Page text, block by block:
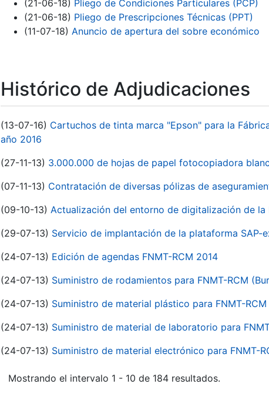
(21-06-18) Pliego de Condiciones Particulares (PCP)
(21-06-18) Pliego de Prescripciones Técnicas (PPT)
(11-07-18) Anuncio de apertura del sobre económico
Histórico de Adjudicaciones
(13-07-16) Cartuchos de tinta marca "Epson" para la
año 2016
(27-11-13) 3.000.000 de hojas de papel fotocopiadora
(07-11-13) Contratación de diversas pólizas de
(09-10-13) Actualización del entorno de digitalización de la
(29-07-13) Servicio de implantación de la plataforma SAP-
(24-07-13) Edición de agendas FNMT-RCM 2014
(24-07-13) Suministro de rodamientos para FNMT-RCM
(24-07-13) Suministro de material plástico para FNMT-RCM
(24-07-13) Suministro de material de laboratorio para
(24-07-13) Suministro de material electrónico para FNMT-
Mostrando el intervalo 1 - 10 de 184 resultados.